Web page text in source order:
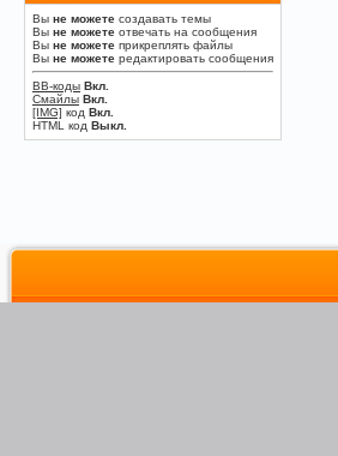
Вы не можете создавать темы
Вы не можете отвечать на сообщения
Вы не можете прикреплять файлы
Вы не можете редактировать сообщения
BB-коды Вкл.
Смайлы Вкл.
[IMG] код Вкл.
HTML код Выкл.